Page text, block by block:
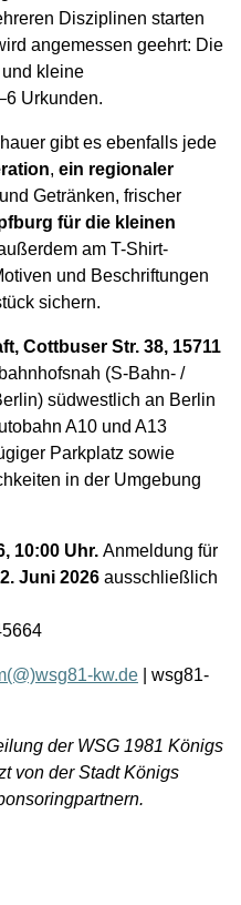
Disziplinen starten
angemessen geehrt: Die
kleine
Urkunden.
gibt es ebenfalls jede
, ein regionaler
Getränken, frischer
für die kleinen
am T-Shirt-
und Beschriftungen
sichern.
Cottbuser Str. 38, 15711
(S-Bahn- /
südwestlich an Berlin
A10 und A13
Parkplatz sowie
in der Umgebung
10:00 Uhr. Anmeldung für
Juni 2026 ausschließlich
kw.de | wsg81-
der WSG 1981 Königs
von der Stadt Königs